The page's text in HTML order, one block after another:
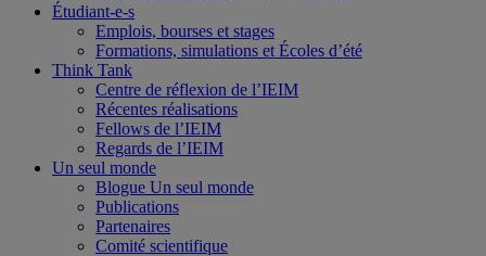
Étudiant-e-s
Emplois, bourses et stages
Formations, simulations et Écoles d’été
Think Tank
Centre de réflexion de l’IEIM
Récentes réalisations
Fellows de l’IEIM
Regards de l’IEIM
Un seul monde
Blogue Un seul monde
Publications
Partenaires
Comité scientifique